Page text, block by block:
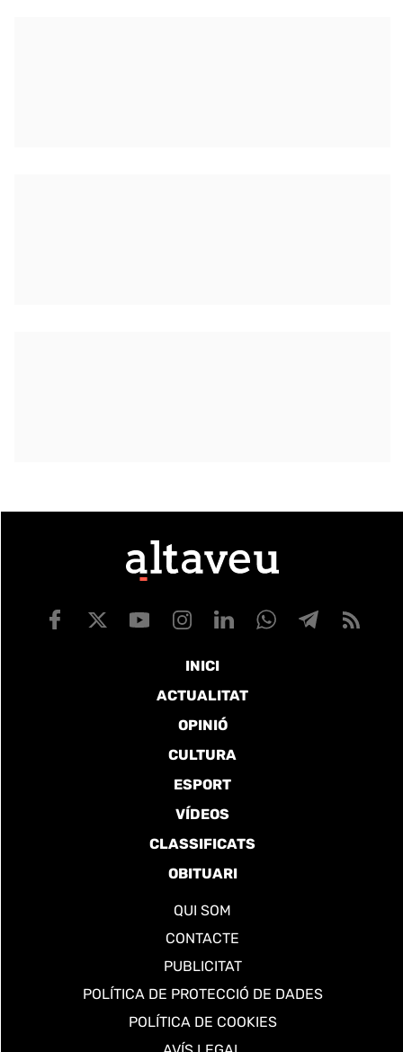
INICI
ACTUALITAT
OPINIÓ
CULTURA
ESPORT
VÍDEOS
CLASSIFICATS
OBITUARI
QUI SOM
CONTACTE
PUBLICITAT
POLÍTICA DE PROTECCIÓ DE DADES
POLÍTICA DE COOKIES